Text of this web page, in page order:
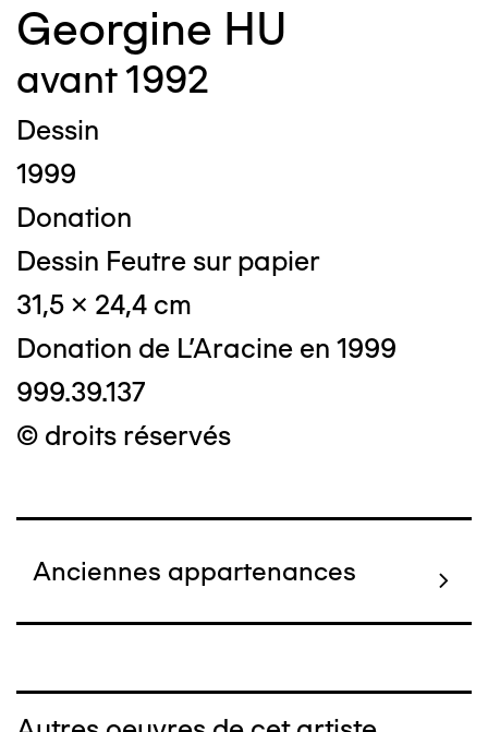
Georgine HU
avant 1992
Dessin
1999
Donation
Dessin Feutre sur papier
31,5 x 24,4 cm
Donation de L'Aracine en 1999
999.39.137
© droits réservés
Anciennes appartenances